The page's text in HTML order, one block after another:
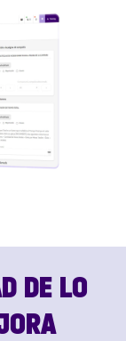
DE LO